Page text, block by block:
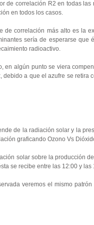
de correlación R2 en todas
en todos los casos.
de correlación más alto es la
sería de esperarse que
radioactivo.
en algún punto se viera
debido a que el azufre se retira
de la radiación solar y la
graficando Ozono Vs
solar sobre la producción
se recibe entre las 12:00 y
veremos el mismo